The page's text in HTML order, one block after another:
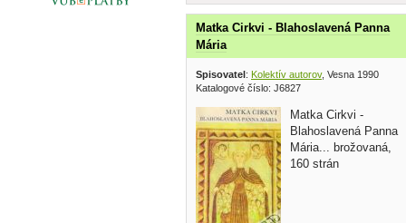
Matka Cirkvi - Blahoslavená Panna
Mária
Spisovatel: Kolektív autorov, Vesna 1990
Katalogové číslo: J6827
Matka Cirkvi -
Blahoslavená Panna
Mária... brožovaná,
160 strán